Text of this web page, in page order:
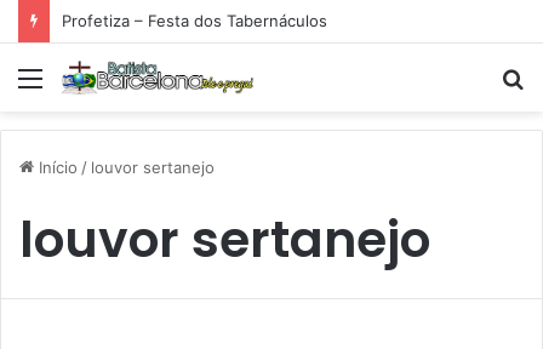
Profetiza – Festa dos Tabernáculos
Menu
Início / louvor sertanejo
louvor sertanejo